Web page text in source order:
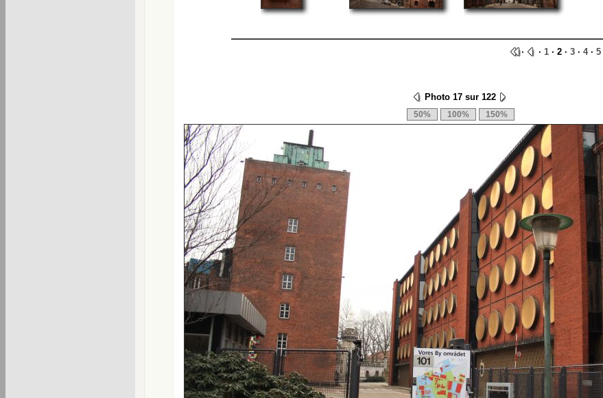
· · 1 · 2 · 3 · 4· 5
Photo 17 sur 122